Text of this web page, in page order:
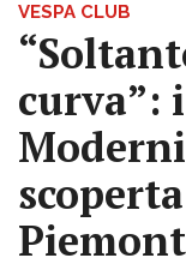
VESPA CLUB
curva”: